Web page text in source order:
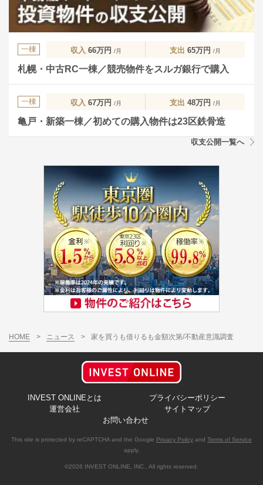
一棟 収入 66万円 /月 支出 65万円 /月
札幌・中古RC一棟／競売物件をスルガ銀行で購入
一棟 収入 67万円 /月 支出 48万円 /月
亀戸・新築一棟／初めての購入物件は23区鉄骨造
収支公開一覧へ
HOME > ニュース > 家を買うも借りるも金額次第/不動産意識調査
INVEST ONLINEとは
プライバシーポリシー
運営会社
サイトマップ
お問い合わせ
This site is protected by reCAPTCHA and the Google Privacy Policy and Terms of Service
apply.
©2026 INVEST ONLINE, INC., All rights reserved.